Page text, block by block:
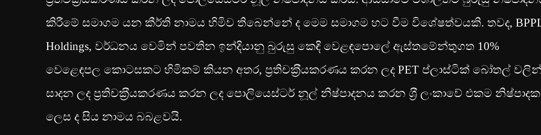
කිරීමේ සමාගම යන කීර්ති නාමය හිමිව තිබෙන්නේ ද මෙම සමාගම හට වීම විශේෂත්වයකි. තවද,
Holdings, වර්ධනය වෙමින් පවතින ඉන්දියානු බුරුසු කෙඳි වෙළඳපොලේ ඇස්තමේන්තුගත 10%
වෙළෙඳපල කොටසකට හිමිකම් කියන අතර, ප‍්‍රතිචක‍්‍රීයකරණය කරන ලද PET ප්ලාස්ටික් බෝතල් වලින්
සාදන ලද ප‍්‍රතිචක‍්‍රීයකරණය කරන ලද පොලියෙස්ටර් නූල් නිෂ්පාදනය කරන ශ‍්‍රී ලංකාවේ එකම
ලෙස ද සිය නාමය බබළවයි.